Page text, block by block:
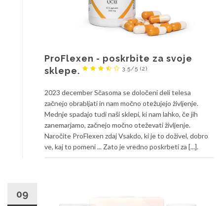
ProFlexen - poskrbite za svoje
sklepe.
3.5/5 (2)
2023 december Sčasoma se določeni deli telesa
začnejo obrabljati in nam močno otežujejo življenje.
Mednje spadajo tudi naši sklepi, ki nam lahko, če jih
zanemarjamo, začnejo močno oteževati življenje.
Naročite ProFlexen zdaj Vsakdo, ki je to doživel, dobro
ve, kaj to pomeni ... Zato je vredno poskrbeti za [...].
09